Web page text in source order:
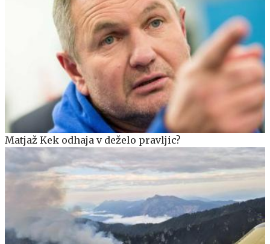
Matjaž Kek odhaja v deželo pravljic?